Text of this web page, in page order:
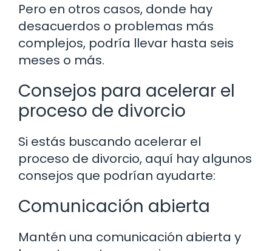
Pero en otros casos, donde hay
desacuerdos o problemas más
complejos, podría llevar hasta seis
meses o más.
Consejos para acelerar el
proceso de divorcio
Si estás buscando acelerar el
proceso de divorcio, aquí hay algunos
consejos que podrían ayudarte:
Comunicación abierta
Mantén una comunicación abierta y